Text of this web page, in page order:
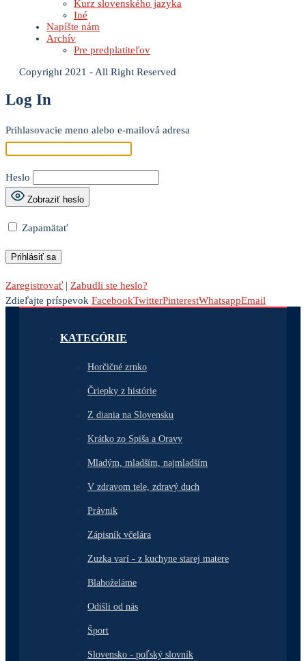
Kurz slovenského jazyka
Iné
Napíšte nám
Archív
Pre predplatiteľov
Copyright 2021 - All Right Reserved
Log In
Prihlasovacie meno alebo e-mailová adresa
Heslo
Zobraziť heslo
Zapamätať
Zaregistrovať | Zabudli ste heslo?
Zdieľajte príspevok FacebookTwitterPinterestWhatsappEmail
KATEGÓRIE
Horčičné zrnko
Čriepky z histórie
Z diania na Slovensku
Krátko zo Spiša a Oravy
Mladým, mladším, najmladším
V zdravom tele, zdravý duch
Právnik
Zápisník včelára
Zuzka varí - z kuchyne starej matere
Blahoželáme
Odišli od nás
Šport
Slovensko - poľský slovník